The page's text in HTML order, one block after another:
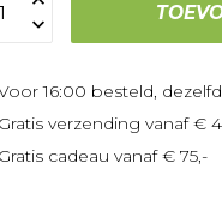
16:00 besteld,
Gratis verzending vanaf €
Gratis cadeau vanaf € 75,-